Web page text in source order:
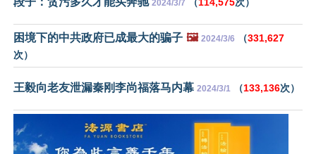
2024/3/7
困境下的中共政府已成最大的骗子 🖼️ 2024/3/6 （331,627
次）
王毅向老友泄漏秦刚李尚福落马内幕 2024/3/1 （133,136次）